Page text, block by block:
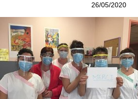
26/05/2020